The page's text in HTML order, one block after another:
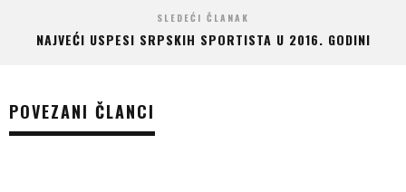
SLEDEĆI ČLANAK
NAJVEĆI USPESI SRPSKIH SPORTISTA U 2016. GODINI
POVEZANI ČLANCI